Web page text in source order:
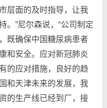
层面的及时指导，让我
。”尼尔森说，“公司制定
既确保中国糖尿病患者
和安全。应对新冠肺炎
的应对措施，良好的趋
和天津未来的发展，我
的生产线已经到厂，接